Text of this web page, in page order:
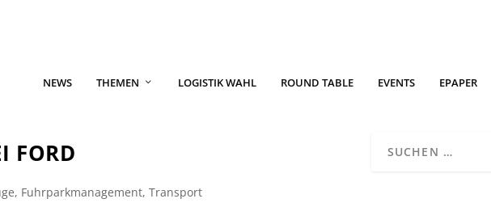
NEWS THEMEN LOGISTIK WAHL ROUND TABLE EVENTS EPAPER
FORD
, Fuhrparkmanagement, Transport